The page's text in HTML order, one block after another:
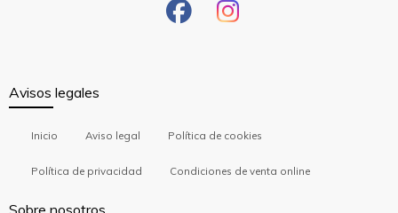
Avisos legales
Inicio Aviso legal Política de cookies
Política de privacidad Condiciones de venta online
Sobre nosotros